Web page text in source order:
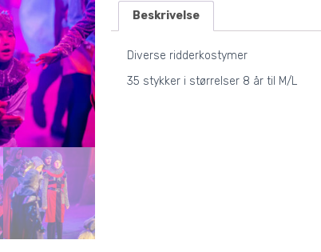
Beskrivelse
Diverse ridderkostymer
35 stykker i størrelser 8 år til M/L